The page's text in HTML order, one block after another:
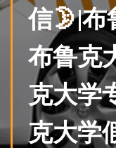
信🌛|布
布鲁克
克大学
克大学